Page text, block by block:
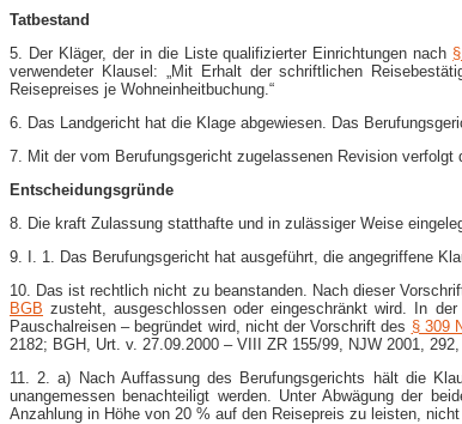
Tatbestand
5. Der Kläger, der in die Liste qualifizierter Einrichtungen nach
verwendeter Klausel: „Mit Erhalt der schriftlichen
Reisepreises je Wohneinheitbuchung.“
6. Das Landgericht hat die Klage abgewiesen. Das
7. Mit der vom Berufungsgericht zugelassenen Revision verfolgt
Entscheidungsgründe
8. Die kraft Zulassung statthafte und in zulässiger Weise
9. I. 1. Das Berufungsgericht hat ausgeführt, die angegriffene
10. Das ist rechtlich nicht zu beanstanden. Nach dieser
BGB zusteht, ausgeschlossen oder eingeschränkt wird. In
Pauschalreisen – begründet wird, nicht der Vorschrift des § 309
2182; BGH, Urt. v. 27.09.2000 – VIII ZR 155/99, NJW 2001,
11. 2. a) Nach Auffassung des Berufungsgerichts hält die
unangemessen benachteiligt werden. Unter Abwägung der
Anzahlung in Höhe von 20 % auf den Reisepreis zu leisten,